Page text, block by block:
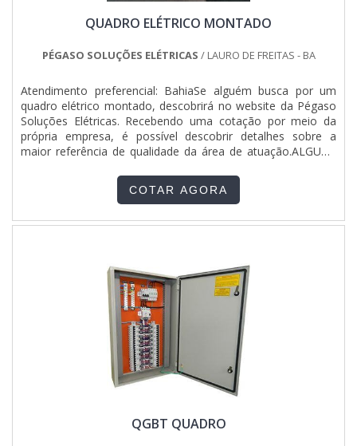
Atendimento personalizado; Preço justo; Cursos NR10,
perder o foco em montagem de quadros elétricos com
pelos produtos e serviços com ótima qualidade e excelente
custo-benefício, detalhes primordiais que são deixados de
lado por muitas empresas que não focam na fidelização do
cliente.Esses e outros motivos são a razão pela qual a
Jumper Soluções Industriais é uma empresa que preza pela
segurança quando tratamos do segmento de montagens
eletromecânicas e instalações elétricas. O objetivo é garantir
o que existe de melhor do mercado para garantir o sucesso
dos clientes.GARANTIA E ASSERTIVIDADE NO
SEGMENTONa Jumper Soluções Industriais as melhores
elétricas. Com foco na experiência dos clientes, oferece
itens variados como qgbt elétrica e quadro elétrico industrial
com ótima qualidade e proteção.A empresa conta com um
time de profissionais qualificados para o serviço, além de
investir em equipamentos modernos, que se ajustam a
qualquer necessidade. A Jumper Soluções Industriais é uma
empresa que tem sido apontada de forma positiva no
segmento pela seriedade e qualidade que fecha o ciclo de
entrega com excelência para cada cliente.
QUADRO ELÉTRICO MONTADO
PÉGASO SOLUÇÕES ELÉTRICAS / LAURO DE FREITAS - BA
Atendimento preferencial: BahiaSe alguém busca por um
quadro elétrico montado, descobrirá no website da Pégaso
Soluções Elétricas. Recebendo uma cotação por meio da
própria empresa, é possível descobrir detalhes sobre a
maior referência de qualidade da área de atuação.ALGUNS
procura por quadro elétrico montado em uma empresa
inovadora, vai até o site da Pégaso Soluções Elétricas.
residencial montado e painel qta gerador, a companhia
montado, deve-se ter a exatidão em orçar com empresas
que prezam por produtos e serviços que tenham ótima
qualidade e excelente custo-benefício, detalhes que passam
despercebidos e podem gerar prejuízo futuros para os
clientes.É importante lembrar que o produto deve sempre
ser adquirido com empresas especializadas no segmento.
Esse tipo de cuidado ajuda a garantir a qualidade e
durabilidade dos materiais, além de evitar prejuízos com
substituições frequentes de produtos que não cumprem
poupar gastos desnecessários.Existem diversos motivos
COTAR AGORA
QGBT QUADRO